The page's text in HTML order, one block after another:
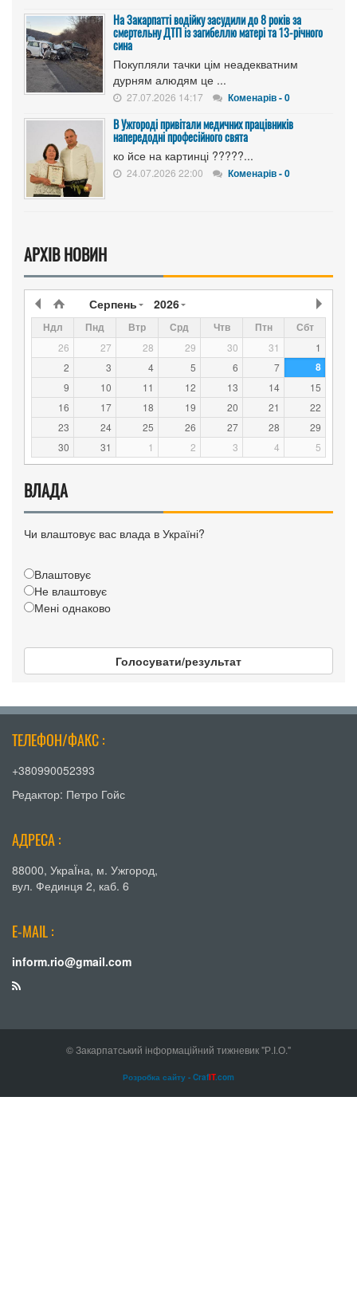
На Закарпатті водійку засудили до 8 років за
смертельну ДТП із загибеллю матері та 13-річного
сина
Покупляли тачки цім неадекватним
дурням алюдям це ...
27.07.2026 14:17 Коменарів - 0
В Ужгороді привітали медичних працівників
напередодні професійного свята
ко йсе на картинці ?????...
24.07.2026 22:00 Коменарів - 0
АРХІВ НОВИН
Серпень 2026
Ндл Пнд Втр Срд Чтв Птн Сбт
26 27 28 29 30 31
1
2
3 4 5 6 7 8
9 10 11 12 13 14
15
16
17 18 19 20 21
22
23
24 25 26 27 28
29
30
31 1 2 3 4 5
ВЛАДА
Чи влаштовує вас влада в Україні?
Влаштовує
Не влаштовує
Мені однаково
Голосувати/результат
ТЕЛЕФОН/ФАКС :
+380990052393
Редактор: Петро Гойс
АДРЕСА :
88000, УкраЇна, м. Ужгород,
вул. Фединця 2, каб. 6
E-MAIL :
inform.rio@gmail.com
© Закарпатський інформаційний тижневик "Р.І.О."
Розробка сайту - CrafIT.com